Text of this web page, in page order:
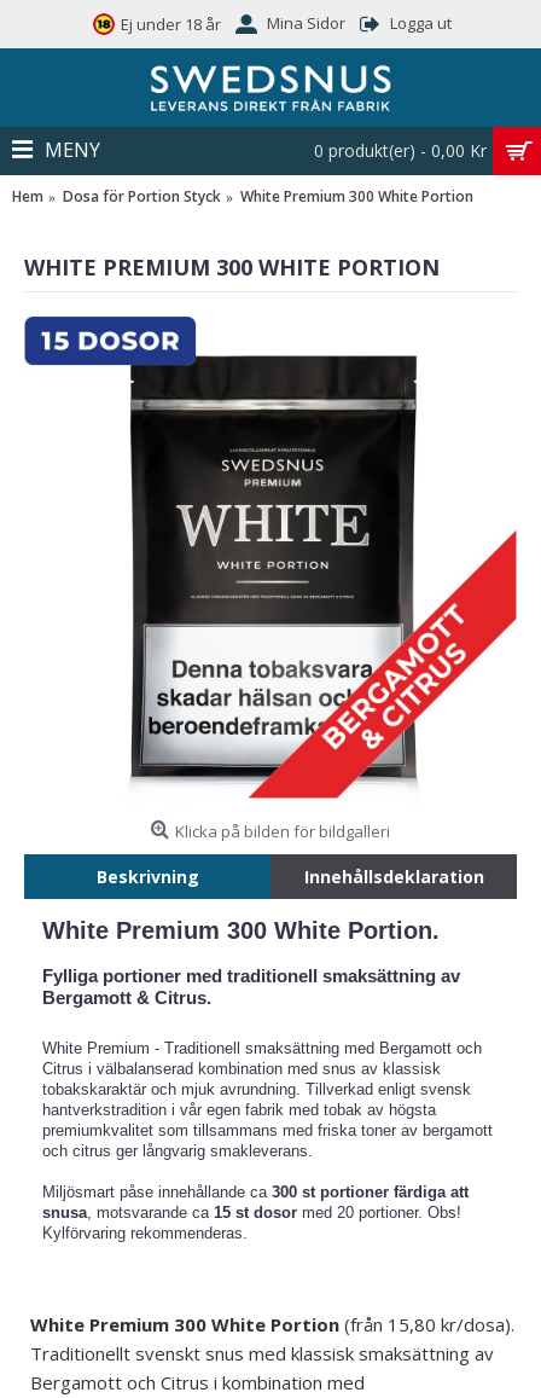
Ej under 18 år Mina Sidor Logga ut
0 produkt(er) - 0,00 Kr
MENY
Hem Dosa för Portion Styck White Premium 300 White Portion
WHITE PREMIUM 300 WHITE PORTION
Klicka på bilden för bildgalleri
Beskrivning Innehållsdeklaration
White Premium 300 White Portion.
Fylliga portioner med traditionell smaksättning av
Bergamott & Citrus.
White Premium - Traditionell smaksättning med Bergamott och
Citrus i välbalanserad kombination med snus av klassisk
tobakskaraktär och mjuk avrundning. Tillverkad enligt svensk
hantverkstradition i vår egen fabrik med tobak av högsta
premiumkvalitet som tillsammans med friska toner av bergamott
och citrus ger långvarig smakleverans.
Miljösmart påse innehållande ca 300 st portioner färdiga att
snusa, motsvarande ca 15 st dosor med 20 portioner. Obs!
Kylförvaring rekommenderas.
White Premium 300 White Portion (från 15,80 kr/dosa).
Traditionellt svenskt snus med klassisk smaksättning av
Bergamott och Citrus i kombination med